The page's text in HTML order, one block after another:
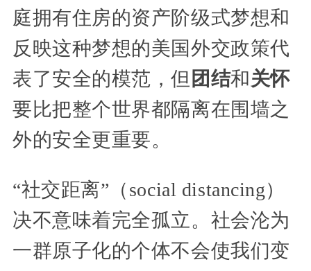
庭拥有住房的资产阶级式梦想和
反映这种梦想的美国外交政策代
表了安全的模范，但 团结和 关怀
要比把整个世界都隔离在围墙之
外的安全更重要。
“社交距离”（social distancing）
决不意味着完全孤立。社会沦为
一群原子化的个体不会使我们变